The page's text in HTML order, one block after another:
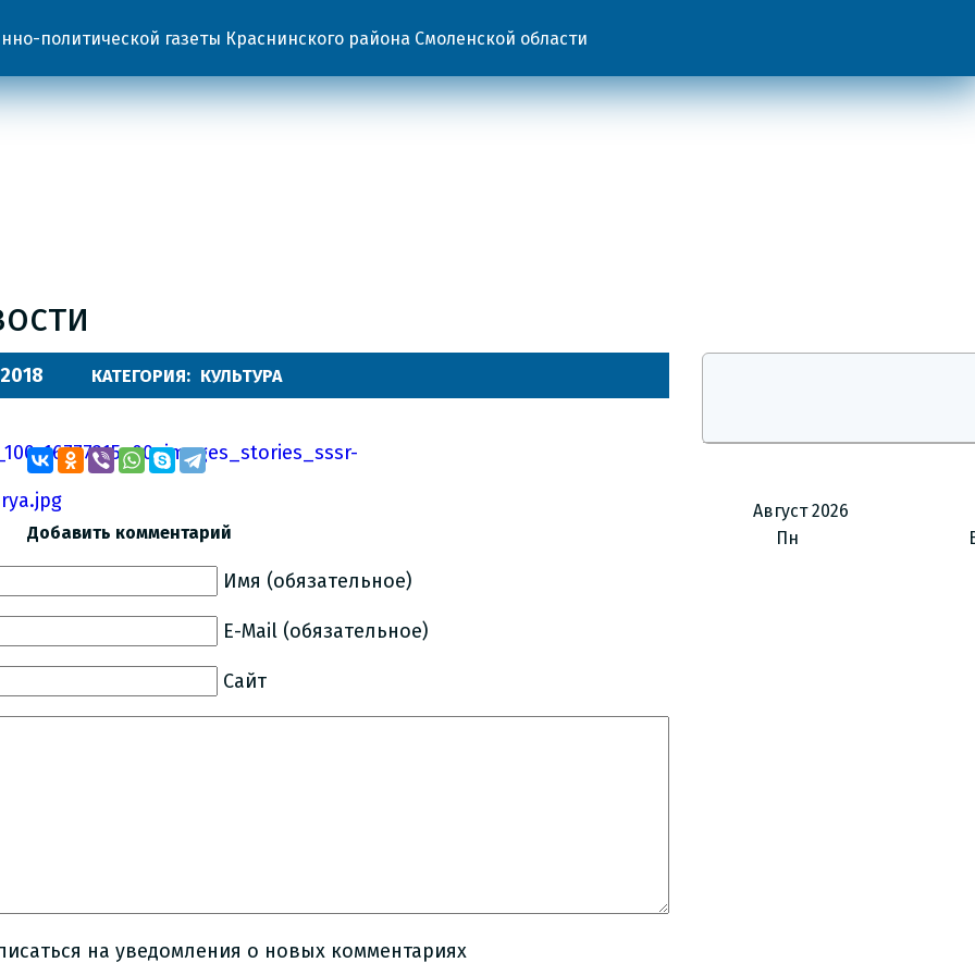
политической газеты Краснинского района Смоленской области
КАТЕГОРИЯ: КУЛЬТУРА
Добавить комментарий
Имя (обязательное)
E-Mail (обязательное)
Сайт
на уведомления о новых комментариях
Август 2026
Пн